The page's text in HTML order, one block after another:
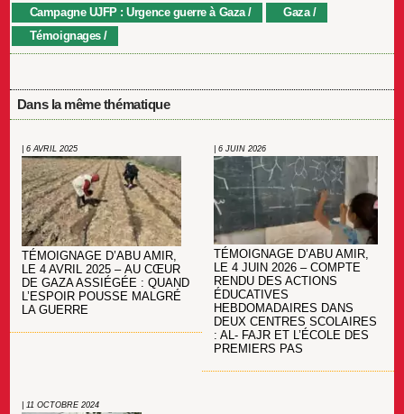
Campagne UJFP : Urgence guerre à Gaza
Gaza
Témoignages
Dans la même thématique
| 6 AVRIL 2025
TÉMOIGNAGE D’ABU AMIR,
LE 4 AVRIL 2025 – AU CŒUR
DE GAZA ASSIÉGÉE : QUAND
L’ESPOIR POUSSE MALGRÉ
LA GUERRE
| 6 JUIN 2026
TÉMOIGNAGE D’ABU AMIR,
LE 4 JUIN 2026 – COMPTE
RENDU DES ACTIONS
ÉDUCATIVES
HEBDOMADAIRES DANS
DEUX CENTRES SCOLAIRES
: AL- FAJR ET L’ÉCOLE DES
PREMIERS PAS
| 11 OCTOBRE 2024